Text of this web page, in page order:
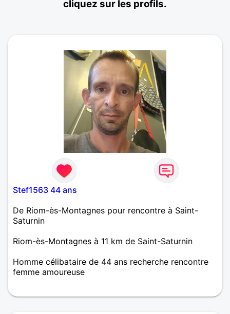
cliquez sur les profils.
Stef1563 44 ans
De Riom-ès-Montagnes pour rencontre à Saint-
Saturnin
Riom-ès-Montagnes à 11 km de Saint-Saturnin
Homme célibataire de 44 ans recherche rencontre
femme amoureuse
voir par la suite